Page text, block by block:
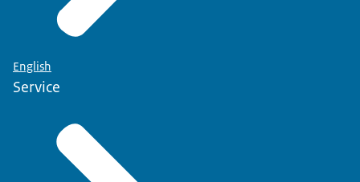
English
Service